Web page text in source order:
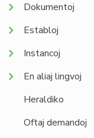
Dokumentoj
Establoj
Instancoj
En aliaj lingvoj
Heraldiko
Oftaj demandoj